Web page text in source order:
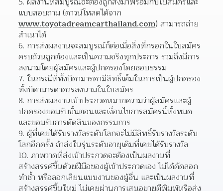
www.toyotadreamcarthailand.com) สามารถถ่าย
สำเนาได้
การส่งผลงานจะสมบูรณ์ก็ต่อเมื่อสิ่งที่กรอกในใบสมัคร
ครบถ้วนถูกต้องและเป็นความจริงทุกประการ รวมถึงมีการ
ลงนามโดยผู้สมัครและผู้ปกครองโดยชอบธรรม
ในกรณีที่ทั้งบิดามารดามีสิทธิ์เต็มในการเป็นผู้ปกครอง
ทั้งบิดามารดาควรลงนามในใบสมัคร
การส่งผลงานเข้าประกวดหมายความว่าผู้สมัครและผู้
ปกครองยอมรับขั้นตอนและเงื่อนไขการสมัครนี้ทั้งหมด
และยอมรับการตัดสินของกรรมการ
ผู้ที่เคยได้รับรางวัลระดับโลกจะไม่มีสิทธิ์รับรางวัลระดับ
โลกอีกครั้ง ถ้าส่งในรุ่นระดับอายุเดิมที่เคยได้รับรางวัล
ภาพวาดที่ส่งเข้าประกวดจะต้องเป็นผลงานที่
สร้างสรรค์ขึ้นด้วยฝีมือของผู้เข้าประกวดเอง ไม่ได้คัดลอก
ทำช้ำ หรือลอกเลียนแบบงานของผู้อื่น และเป็นผลงานที่